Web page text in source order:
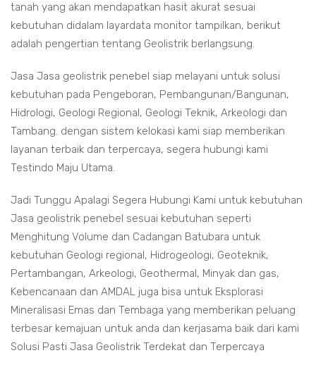
tanah yang akan mendapatkan hasit akurat sesuai
kebutuhan didalam layardata monitor tampilkan, berikut
adalah pengertian tentang Geolistrik berlangsung.
Jasa Jasa geolistrik penebel siap melayani untuk solusi
kebutuhan pada Pengeboran, Pembangunan/Bangunan,
Hidrologi, Geologi Regional, Geologi Teknik, Arkeologi dan
Tambang. dengan sistem kelokasi kami siap memberikan
layanan terbaik dan terpercaya, segera hubungi kami
Testindo Maju Utama.
Jadi Tunggu Apalagi Segera Hubungi Kami untuk kebutuhan
Jasa geolistrik penebel sesuai kebutuhan seperti
Menghitung Volume dan Cadangan Batubara untuk
kebutuhan Geologi regional, Hidrogeologi, Geoteknik,
Pertambangan, Arkeologi, Geothermal, Minyak dan gas,
Kebencanaan dan AMDAL juga bisa untuk Eksplorasi
Mineralisasi Emas dan Tembaga yang memberikan peluang
terbesar kemajuan untuk anda dan kerjasama baik dari kami
Solusi Pasti Jasa Geolistrik Terdekat dan Terpercaya